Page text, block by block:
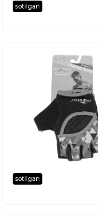
sotilgan
sotilgan